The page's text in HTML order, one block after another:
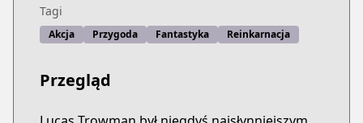
Tagi
Akcja Przygoda Fantastyka Reinkarnacja
Przegląd